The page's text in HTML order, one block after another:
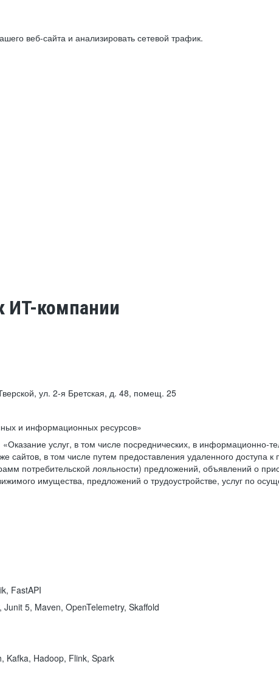
веб-сайта и анализировать сетевой трафик.
ИТ-компании
ул. 2-я Бретская, д. 48, помещ. 25
и информационных ресурсов»
«Оказание услуг, в том числе посреднических, в информационно-
сайтов, в том числе путем предоставления удаленного
потребительской лояльности) предложений, объявлений о
имущества, предложений о трудоустройстве, услуг по
FastAPI
5, Maven, OpenTelemetry, Skaffold
Kafka, Hadoop, Flink, Spark